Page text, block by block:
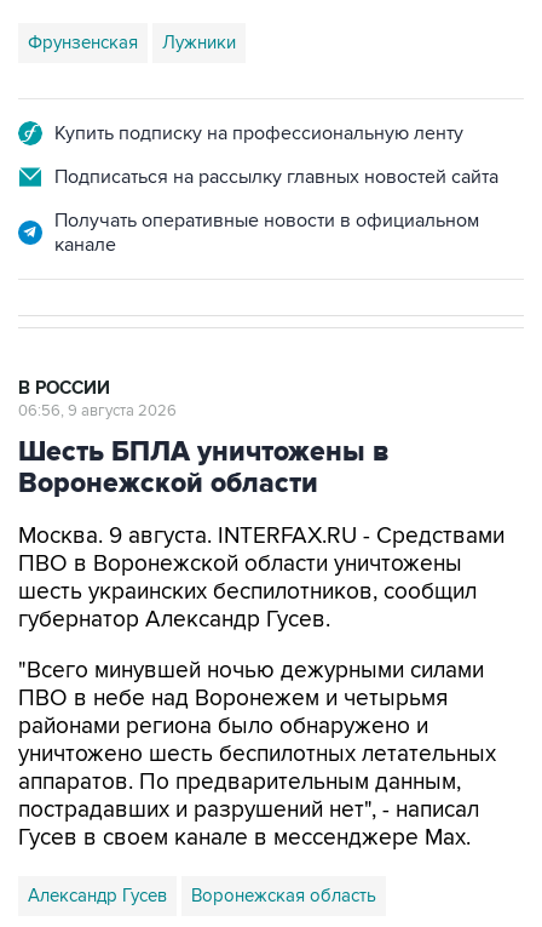
Фрунзенская Лужники
Купить подписку на профессиональную ленту
Подписаться на рассылку главных новостей сайта
Получать оперативные новости в официальном
канале
В РОССИИ
06:56, 9 августа 2026
Шесть БПЛА уничтожены в
Воронежской области
Москва. 9 августа. INTERFAX.RU - Средствами
ПВО в Воронежской области уничтожены
шесть украинских беспилотников, сообщил
губернатор Александр Гусев.
"Всего минувшей ночью дежурными силами
ПВО в небе над Воронежем и четырьмя
районами региона было обнаружено и
уничтожено шесть беспилотных летательных
аппаратов. По предварительным данным,
пострадавших и разрушений нет", - написал
Гусев в своем канале в мессенджере Max.
Александр Гусев Воронежская область